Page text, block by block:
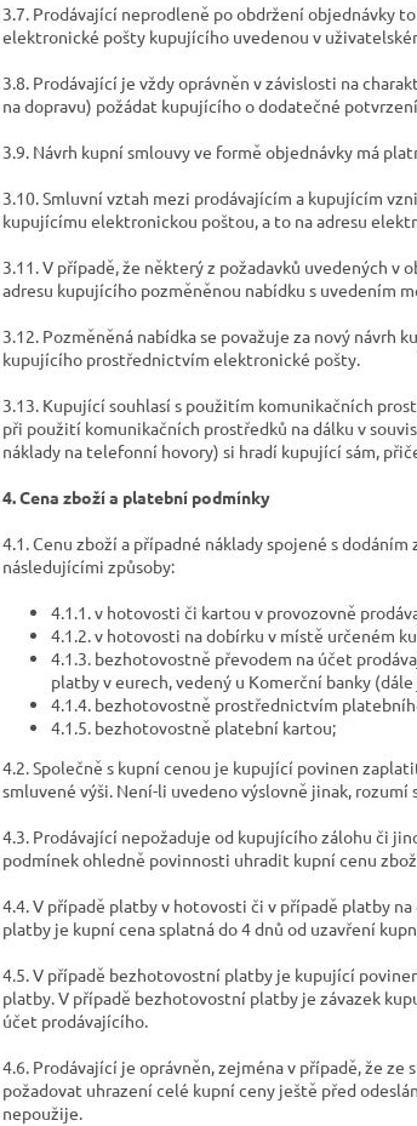
3.7. Prodávající neprodleně po obdržení objednávky
elektronické pošty kupujícího uvedenou v
3.8. Prodávající je vždy oprávněn v závislosti na
na dopravu) požádat kupujícího o dodatečné
3.9. Návrh kupní smlouvy ve formě objednávky má
3.10. Smluvní vztah mezi prodávajícím a kupujícím
kupujícímu elektronickou poštou, a to na adresu
3.11. V případě, že některý z požadavků uvedených
adresu kupujícího pozměněnou nabídku s uvedením
3.12. Pozměněná nabídka se považuje za nový návrh
kupujícího prostřednictvím elektronické pošty.
3.13. Kupující souhlasí s použitím komunikačních
při použití komunikačních prostředků na dálku v
náklady na telefonní hovory) si hradí kupující sám,
4. Cena zboží a platební podmínky
4.1. Cenu zboží a případné náklady spojené s
následujícími způsoby:
4.1.1. v hotovosti či kartou v provozovně
4.1.2. v hotovosti na dobírku v místě určeném
4.1.3. bezhotovostně převodem na účet
platby v eurech, vedený u Komerční banky (dále
4.1.4. bezhotovostně prostřednictvím
4.1.5. bezhotovostně platební kartou;
4.2. Společně s kupní cenou je kupující povinen
smluvené výši. Není-li uvedeno výslovně jinak,
4.3. Prodávající nepožaduje od kupujícího zálohu či
podmínek ohledně povinnosti uhradit kupní cenu
4.4. V případě platby v hotovosti či v případě platby
platby je kupní cena splatná do 4 dnů od uzavření
4.5. V případě bezhotovostní platby je kupující
platby. V případě bezhotovostní platby je závazek
účet prodávajícího.
4.6. Prodávající je oprávněn, zejména v případě, že
požadovat uhrazení celé kupní ceny ještě před
nepoužije.